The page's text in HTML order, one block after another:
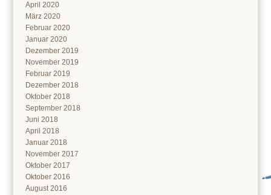
April 2020
März 2020
Februar 2020
Januar 2020
Dezember 2019
November 2019
Februar 2019
Dezember 2018
Oktober 2018
September 2018
Juni 2018
April 2018
Januar 2018
November 2017
Oktober 2017
Oktober 2016
August 2016